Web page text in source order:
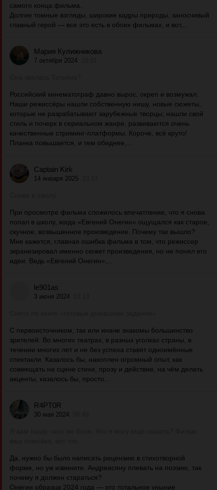
самого конца фильма.
Долгие томные взгляды, широкие кадры природы, заносчивый
главный герой — все это есть в обоих фильмах, и вот,...
Мария Кулижникова
7 октября 2024
Российский кинематограф давно вырос, окреп и возмужал.
Наши режиссёры нашли собственную нишу, новые сюжеты,
которые не разрабатывают зарубежные творцы; нашли свой
стиль и почерк в сериальном жанре, развиваются очень
качественные стриминг-платформы. Короче, всё круто!
Планка повышается, и тем обиднее,...
Captain Kirk
14 января 2025
При просмотре фильма сложилось впечатление, что я снова
попал в школу, когда «Евгений Онегин» ощущался как старое,
скучное, возвышенное произведение. Почему так вышло?
Мне кажется, главная ошибка фильма в том, что режиссер
экранизировал именно сюжет произведения, но не понял его
идеи. Ведь «Евгений Онегин»,...
le901as
3 июня 2024
С первоисточником, так или иначе знакомы большинство
зрителей. Во многих театрах, в разных уголках страны, в
течении многих лет и не без успеха ставят одноимённые
спектакли. Казалось бы, накоплен огромный опыт, как
совмещать на сцене стихи, прозу и действие, на чём делать
акценты, казалось бы, просто...
R4PT0R
30 мая 2024
Да, нужно бы было написать рецензию в стихотворной
форме, но уж извините. Андреасяну плевать на поэзию, так
почему я должен стараться?
Онегин образца 2024 года — это тотальное уныние